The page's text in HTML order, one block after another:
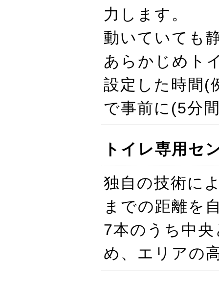
力します。
動いていても
あらかじめト
設定した時間(
で事前に(5分
トイレ専用セ
独自の技術に
までの距離を
7本のうち中
め、エリアの